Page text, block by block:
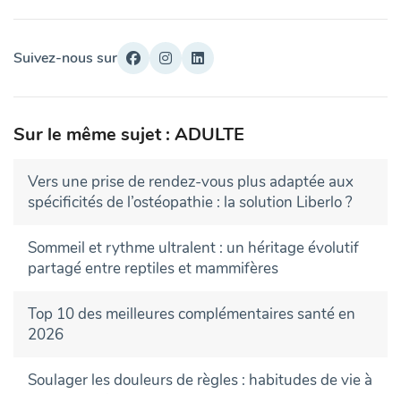
Suivez-nous sur
Sur le même sujet : ADULTE
Vers une prise de rendez-vous plus adaptée aux
spécificités de l’ostéopathie : la solution Liberlo ?
Sommeil et rythme ultralent : un héritage évolutif
partagé entre reptiles et mammifères
Top 10 des meilleures complémentaires santé en
2026
Soulager les douleurs de règles : habitudes de vie à